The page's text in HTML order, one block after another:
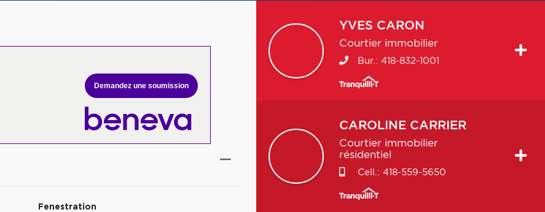
Demandez une soumission
Fenestration
YVES CARON
Courtier immobilier
Bur.: 418-832-1001
CAROLINE CARRIER
Courtier immobilier
résidentiel
Cell.: 418-559-5650